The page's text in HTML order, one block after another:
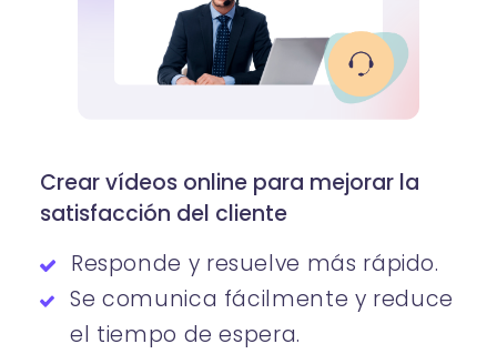
Crear vídeos online para mejorar la
satisfacción del cliente
Responde y resuelve más rápido.
Se comunica fácilmente y reduce
el tiempo de espera.